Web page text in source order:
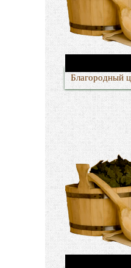
Благородный